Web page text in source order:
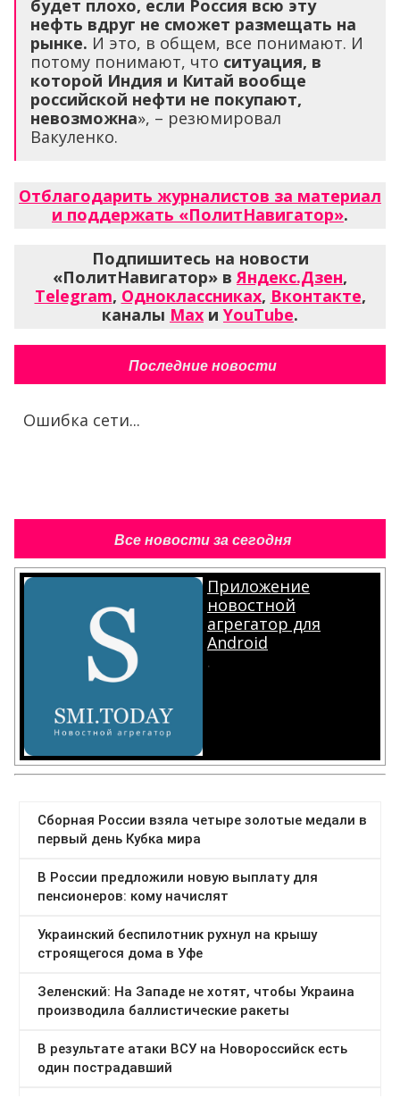
будет плохо, если Россия всю эту
нефть вдруг не сможет размещать на
рынке. И это, в общем, все понимают. И
потому понимают, что ситуация, в
которой Индия и Китай вообще
российской нефти не покупают,
невозможна», – резюмировал
Вакуленко.
Отблагодарить журналистов за материал
и поддержать «ПолитНавигатор».
Подпишитесь на новости
«ПолитНавигатор» вЯндекс.Дзен,
Telegram, Одноклассниках, Вконтакте,
каналы Max и YouTube.
Последние новости
Ошибка сети...
Все новости за сегодня
Приложение
новостной
агрегатор для
Android
.